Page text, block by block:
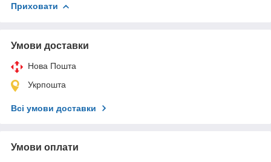
Приховати
Умови доставки
Нова Пошта
Укрпошта
Всі умови доставки
Умови оплати